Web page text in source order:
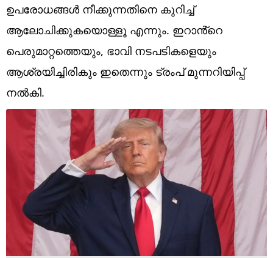
Photo
Short Videos
ഉപരോധങ്ങൾ നീക്കുന്നതിനെ കുറിച്ച്
ആലോചിക്കുകയൊള്ളൂ എന്നും. ഇറാൻ്റെ
പെരുമാറ്റത്തെയും, ഭാവി നടപടികളെയും
ആശ്രയിച്ചിരികും ഇതെന്നും ട്രംപ് മുന്നറിയിപ്പ്
നൽകി.